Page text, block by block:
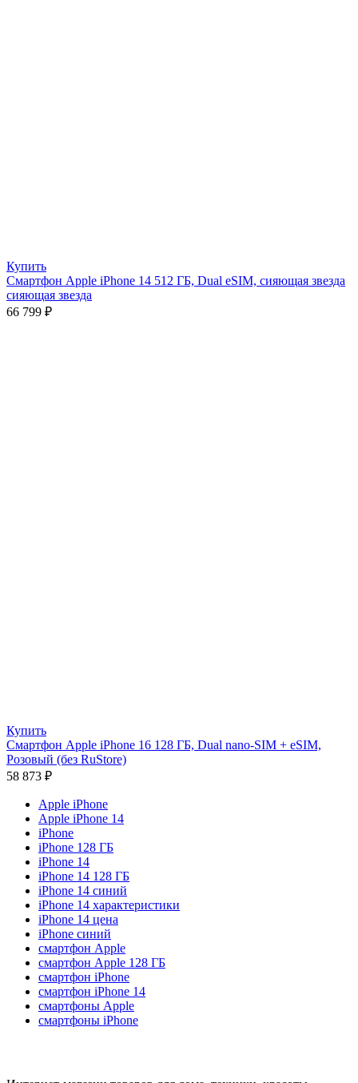
Купить
Смартфон Apple iPhone 14 512 ГБ, Dual eSIM, сияющая звезда
сияющая звезда
66 799 ₽
Купить
Смартфон Apple iPhone 16 128 ГБ, Dual nano-SIM + eSIM,
Розовый (без RuStore)
58 873 ₽
Apple iPhone
Apple iPhone 14
iPhone
iPhone 128 ГБ
iPhone 14
iPhone 14 128 ГБ
iPhone 14 синий
iPhone 14 характеристики
iPhone 14 цена
iPhone синий
смартфон Apple
смартфон Apple 128 ГБ
смартфон iPhone
смартфон iPhone 14
смартфоны Apple
смартфоны iPhone